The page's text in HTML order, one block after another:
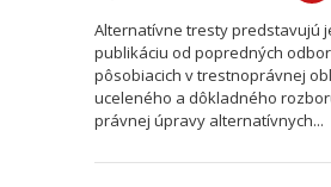
Alternatívne tresty predstavujú
publikáciu od popredných
pôsobiacich v trestnoprávnej
uceleného a dôkladného
právnej úpravy alternatívnych...